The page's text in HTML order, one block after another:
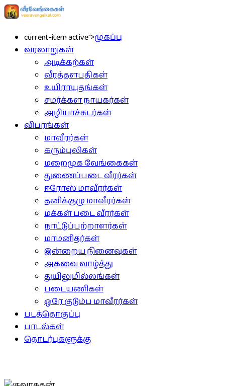
current-item active">முகப்பு
வரலாறுகள்
அடிக்கற்கள்
வீரத்தளபதிகள்
உயிராயுதங்கள்
சமர்க்கள நாயகர்கள்
அழியாச்சுடர்கள்
விபரங்கள்
மாவீரர்கள்
கரும்புலிகள்
மறைமுக வேங்கைகள்
துணைப்படை வீரர்கள்
ஈரோஸ் மாவீரர்கள்
தனிக்குழு மாவீரர்கள்
மக்கள் படை வீரர்கள்
நாட்டுப்பற்றாளர்கள்
மாமனிதர்கள்
இன்றைய நினைவுகள்
அகவை வாழ்த்து
துயிலுமில்லங்கள்
படையணிகள்
ஒரே குடும்ப மாவீரர்கள்
படத்தொகுப்பு
பாடல்கள்
தொடர்புகளுக்கு